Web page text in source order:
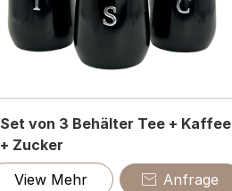
Set von 3 Behälter Tee + Kaffee
+ Zucker
View Mehr
 Anfrage